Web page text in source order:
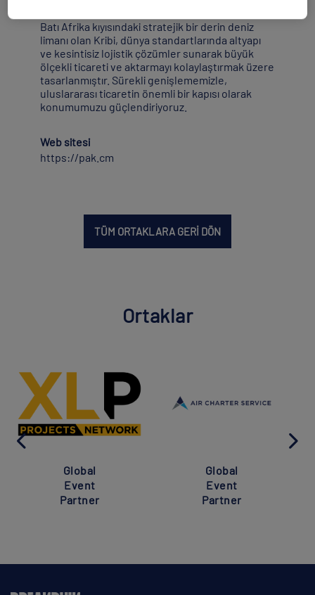
Batı Afrika kıyısındaki stratejik bir derin deniz
limanı olan Kribi, dünya standartlarında altyapı
ve kesintisiz lojistik çözümler sunarak büyük
ölçekli ticareti ve aktarmayı kolaylaştırmak üzere
tasarlanmıştır. Sürekli genişlememizle,
uluslararası ticaretin önemli bir kapısı olarak
konumumuzu güçlendiriyoruz.
Web sitesi
https://pak.cm
TÜM ORTAKLARA GERİ DÖN
Ortaklar
Global
Event
Partner
Global
Event
Partner